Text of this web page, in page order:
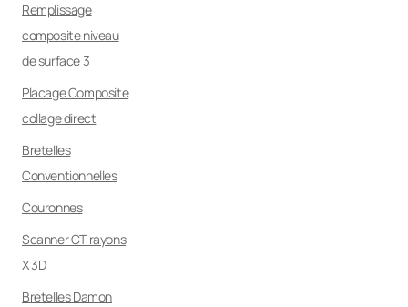
Remplissage
composite niveau
de surface 3
Placage Composite
collage direct
Bretelles
Conventionnelles
Couronnes
Scanner CT rayons
X 3D
Bretelles Damon